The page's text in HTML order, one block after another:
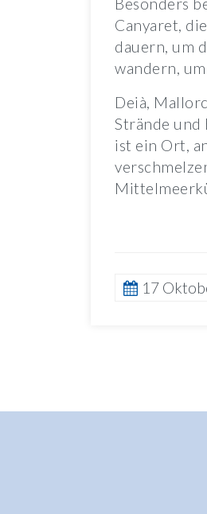
Canyaret,
dauern, um
wandern,
Deià,
Strände und
ist ein Ort,
17